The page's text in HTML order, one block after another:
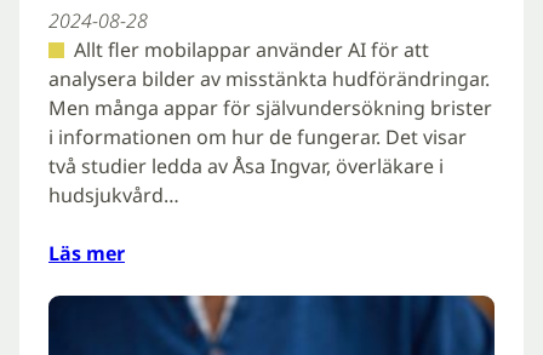
2024-08-28
Allt fler mobilappar använder AI för att
analysera bilder av misstänkta hudförändringar.
Men många appar för självundersökning brister
i informationen om hur de fungerar. Det visar
två studier ledda av Åsa Ingvar, överläkare i
hudsjukvård…
Läs mer